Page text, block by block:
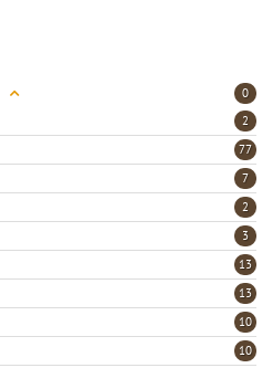
0
2
77
7
2
3
13
13
10
10